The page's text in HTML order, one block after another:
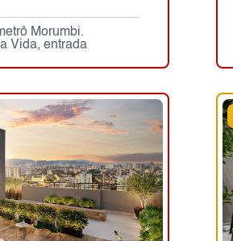
Morumbi.
Vida, entrada